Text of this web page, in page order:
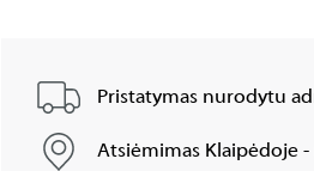
Pristatymas nurodytu
Atsiėmimas Klaipėdoje